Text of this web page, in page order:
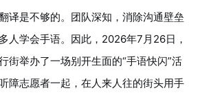
译是不够的。团队深知，消除沟通壁垒
人学会手语。因此，2026年7月26日，
街举办了一场别开生面的“手语快闪”活
障志愿者一起，在人来人往的街头用手